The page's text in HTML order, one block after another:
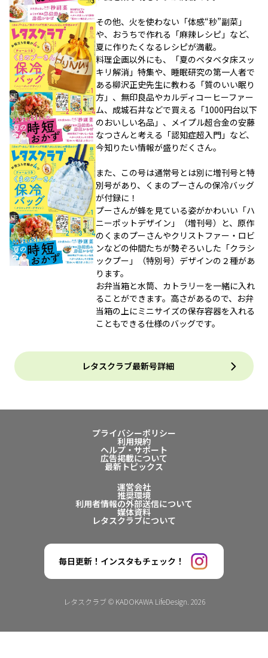
その他、火を使わない「体感“秒”副菜」
や、おうちで作れる「麻辣レシピ」など、
夏に作りたくなるレシピが満載。
料理企画以外にも、「夏のベタベタ床スッ
キリ解消」特集や、睡眠研究の第一人者で
ある柳沢正史先生に教わる「質のいい眠り
方」、無印良品やカルディコーヒーファー
ム、成城石井などで買える「1000円台以下
のおいしい名品」、メイプル超合金の安藤
なつさんと考える「認知症超入門」など、
今知りたい情報が盛りだくさん。
また、この号は通常号とは別に増刊号と特
別号があり、くまのプーさんの保冷バッグ
が付録に！
プーさんが蜂を見ている姿がかわいい「ハ
ニーポットデザイン」（増刊号）と、原作
のくまのプーさんやクリストファー・ロビ
ンなどの仲間たちが勢ぞろいした「クラシ
ックプー」（特別号）デザインの２種があ
ります。
お弁当箱と水筒、カトラリーを一緒に入れ
ることができます。高さがあるので、お弁
当箱の上にミニサイズの保存容器を入れる
こともできる仕様のバッグです。
レタスクラブ最新号詳細
プライバシーポリシー
利用規約
ヘルプ・サポート
広告掲載について
最新トピックス
運営会社
推奨環境
利用者情報の外部送信について
媒体資料
レタスクラブについて
毎日更新！インスタもチェック！
レタスクラブ © KADOKAWA LifeDesign. 2026